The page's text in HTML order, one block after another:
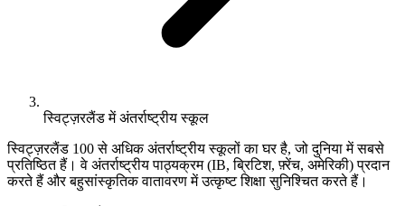
स्विट्ज़रलैंड में अंतर्राष्ट्रीय स्कूल
स्विट्ज़रलैंड 100 से अधिक अंतर्राष्ट्रीय स्कूलों का घर है, जो दुनिया में सबसे
प्रतिष्ठित हैं। वे अंतर्राष्ट्रीय पाठ्यक्रम (IB, ब्रिटिश, फ़्रेंच, अमेरिकी) प्रदान
करते हैं और बहुसांस्कृतिक वातावरण में उत्कृष्ट शिक्षा सुनिश्चित करते हैं।